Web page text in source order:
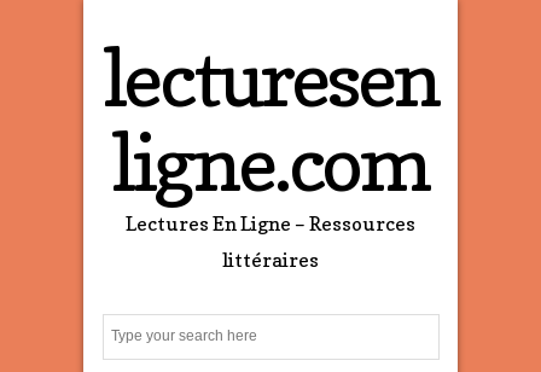
lecturesen
ligne.com
Lectures En Ligne – Ressources
littéraires
e